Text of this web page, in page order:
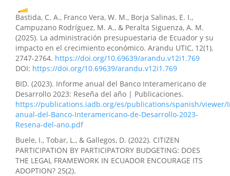
Maybelline Jaqueline Herrera-Sánchez, César Iván
Casanova-Villalba, Patricio Javier López-Pérez, Jorge
Hernan Almeida-Blacio (2026)
Aplicaciones emergentes en la auditoría continua y
analítica de datos en el control financiero empresarial.
Revista de Investigación y Liderazgo, 3(3), 16.
10.63618/omd/revinvlid/v3/n3/53
Francisca Jesús Cedeño-Pincay, Karla Michelle Zapata-
Chico (2026)
Gestión de residuos plásticos y optimización de la
recaudación tributaria municipal de Quevedo. Revista
Científica Ciencia y Método, 4(1), 273.
Bastida, C. A., Franco Vera, W. M., Borja Salinas, E. I.,
Campuzano Rodríguez, M. A., & Peralta Siguenza, A. M.
(2025). La administración presupuestaria de Ecuador y su
impacto en el crecimiento económico. Arandu UTIC, 12(1),
2747-2764. https://doi.org/10.69639/arandu.v12i1.769
DOI: https://doi.org/10.69639/arandu.v12i1.769
BID. (2023). Informe anual del Banco Interamericano de
Desarrollo 2023: Reseña del año | Publicaciones.
https://publications.iadb.org/es/publications/spanish/viewer/
anual-del-Banco-Interamericano-de-Desarrollo-2023-
Resena-del-ano.pdf
Buele, I., Tobar, L., & Gallegos, D. (2022). CITIZEN
PARTICIPATION BY PARTICIPATORY BUDGETING: DOES
THE LEGAL FRAMEWORK IN ECUADOR ENCOURAGE ITS
ADOPTION? 25(2).